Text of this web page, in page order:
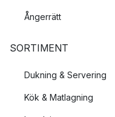
Ångerrätt
SORTIMENT
Dukning & Servering
Kök & Matlagning